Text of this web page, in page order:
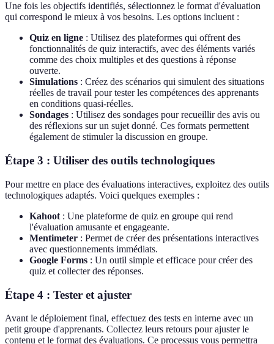
Une fois les objectifs identifiés, sélectionnez le format d'évaluation
qui correspond le mieux à vos besoins. Les options incluent :
Quiz en ligne : Utilisez des plateformes qui offrent des
fonctionnalités de quiz interactifs, avec des éléments variés
comme des choix multiples et des questions à réponse
ouverte.
Simulations : Créez des scénarios qui simulent des situations
réelles de travail pour tester les compétences des apprenants
en conditions quasi-réelles.
Sondages : Utilisez des sondages pour recueillir des avis ou
des réflexions sur un sujet donné. Ces formats permettent
également de stimuler la discussion en groupe.
Étape 3 : Utiliser des outils technologiques
Pour mettre en place des évaluations interactives, exploitez des outils
technologiques adaptés. Voici quelques exemples :
Kahoot : Une plateforme de quiz en groupe qui rend
l'évaluation amusante et engageante.
Mentimeter : Permet de créer des présentations interactives
avec questionnements immédiats.
Google Forms : Un outil simple et efficace pour créer des
quiz et collecter des réponses.
Étape 4 : Tester et ajuster
Avant le déploiement final, effectuez des tests en interne avec un
petit groupe d'apprenants. Collectez leurs retours pour ajuster le
contenu et le format des évaluations. Ce processus vous permettra